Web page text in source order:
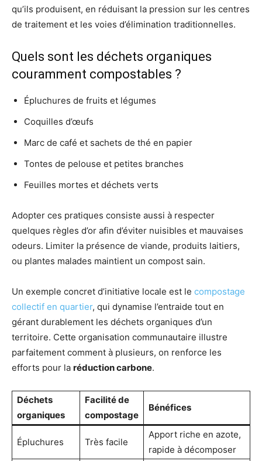
qu’ils produisent, en réduisant la pression sur les centres
de traitement et les voies d’élimination traditionnelles.
Quels sont les déchets organiques
couramment compostables ?
Épluchures de fruits et légumes
Coquilles d’œufs
Marc de café et sachets de thé en papier
Tontes de pelouse et petites branches
Feuilles mortes et déchets verts
Adopter ces pratiques consiste aussi à respecter
quelques règles d’or afin d’éviter nuisibles et mauvaises
odeurs. Limiter la présence de viande, produits laitiers,
ou plantes malades maintient un compost sain.
Un exemple concret d’initiative locale est le compostage
collectif en quartier, qui dynamise l’entraide tout en
gérant durablement les déchets organiques d’un
territoire. Cette organisation communautaire illustre
parfaitement comment à plusieurs, on renforce les
efforts pour la réduction carbone.
Déchets
organiques
Facilité de
compostage
Bénéfices
Épluchures Très facile
Apport riche en azote,
rapide à décomposer